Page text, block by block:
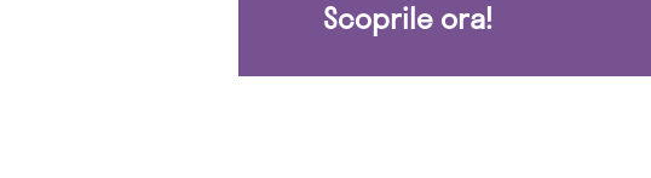
Scoprile ora!